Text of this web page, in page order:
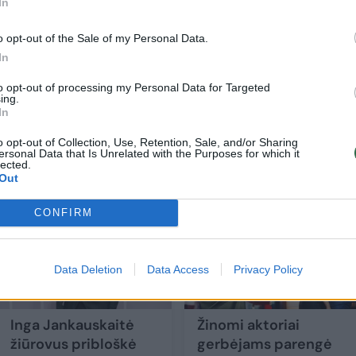
opt-out of the Sale of my Personal Data.
opt-out of processing my Personal Data for Targeted
opt-out of Collection, Use, Retention, Sale, and/or Sharing
Data that Is Unrelated with the Purposes for which it
CONFIRM
Data Deletion Data Access Privacy Policy
Šis 18 metų amžiaus skirtumas tapo bene
Inga Jankauskaitė
žiūrovus pribloškė
Žinomi aktoriai
gerbėjams parengė